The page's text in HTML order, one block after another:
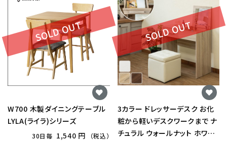
SOLD OUT
W700 木製ダイニングテーブル
LYLA(ライラ)シリーズ
30日毎 1,540 円 （税込）
SOLD OUT
3カラー ドレッサーデスク お化
粧から軽いデスクワークまで ナ
チュラル ウォールナット ホワイ